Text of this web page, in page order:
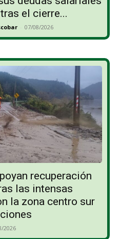
el cierre...
- 07/08/2026
recuperación
las intensas
la zona centro sur
2026